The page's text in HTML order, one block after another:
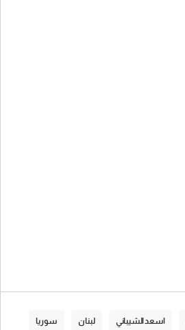
اسعد الشيباني لبنان سوريا